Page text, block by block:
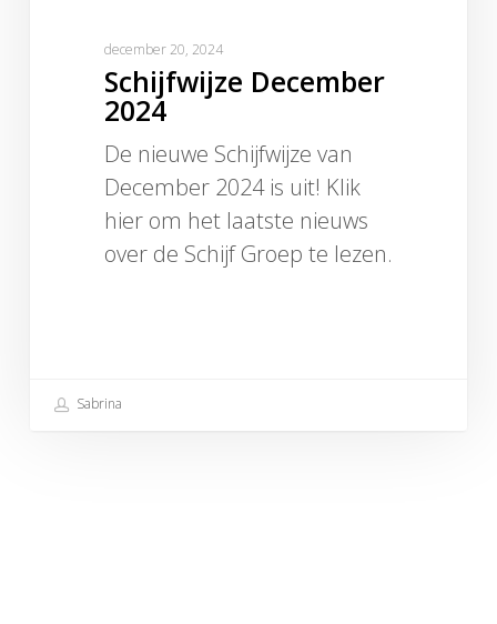
december 20, 2024
Schijfwijze December
2024
De nieuwe Schijfwijze van
December 2024 is uit! Klik
hier om het laatste nieuws
over de Schijf Groep te lezen.
Sabrina